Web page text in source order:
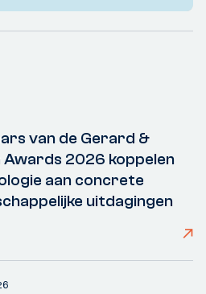
van de Gerard &
2026 koppelen
aan concrete
uitdagingen